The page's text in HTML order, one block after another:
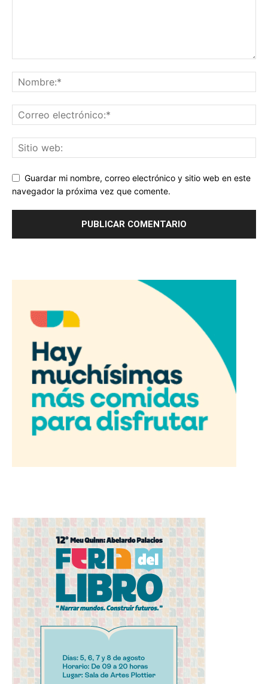
Guardar mi nombre, correo electrónico y sitio web en este
navegador la próxima vez que comente.